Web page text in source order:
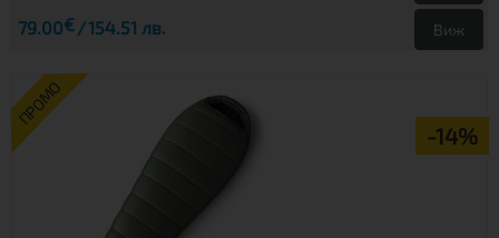
79.00€ 154.51 лв. Виж
ПРОМО
-14%